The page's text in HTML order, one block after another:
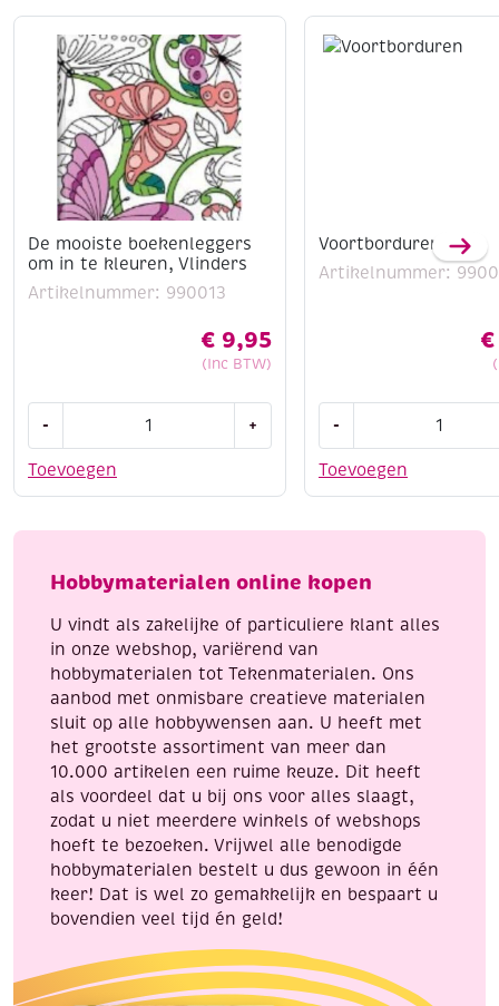
De mooiste boekenleggers
om in te kleuren, Vlinders
Artikelnummer: 990013
€ 9,95
(Inc BTW)
Toevoegen
-
boekenleggers
te
Vlinders
+
Voortborduren
Artikelnummer:
€
Toevoegen
-
Hobbymaterialen online kopen
U vindt als zakelijke of particuliere klant alles
in onze webshop, variërend van
hobbymaterialen tot Tekenmaterialen. Ons
aanbod met onmisbare creatieve materialen
sluit op alle hobbywensen aan. U heeft met
het grootste assortiment van meer dan
10.000 artikelen een ruime keuze. Dit heeft
als voordeel dat u bij ons voor alles slaagt,
zodat u niet meerdere winkels of webshops
hoeft te bezoeken. Vrijwel alle benodigde
hobbymaterialen bestelt u dus gewoon in één
keer! Dat is wel zo gemakkelijk en bespaart u
bovendien veel tijd én geld!